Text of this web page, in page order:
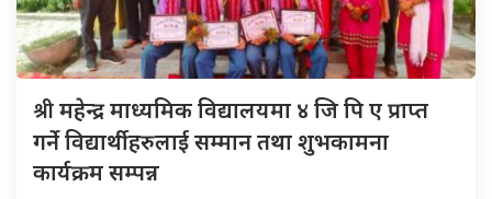
श्रीमहेन्द्र माध्यमिक विद्यालयमा ४ जि पि ए प्राप्त
गर्ने विद्यार्थीहरुलाई सम्मान तथा शुभकामना
कार्यक्रम सम्पन्न